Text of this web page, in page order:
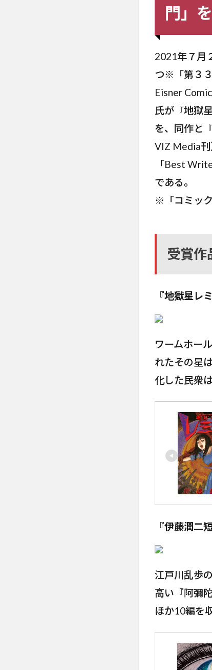
門」
2021年７月
つ※「第３
Eisner
氏が『地獄
を、同作と
VIZ Media
「Best
である。
※「コミッ
受賞作
『地獄星レ
ワームホー
れたその星
化した民衆
『伊藤潤二
江戸川乱歩
高い『阿彌
ほか10編を